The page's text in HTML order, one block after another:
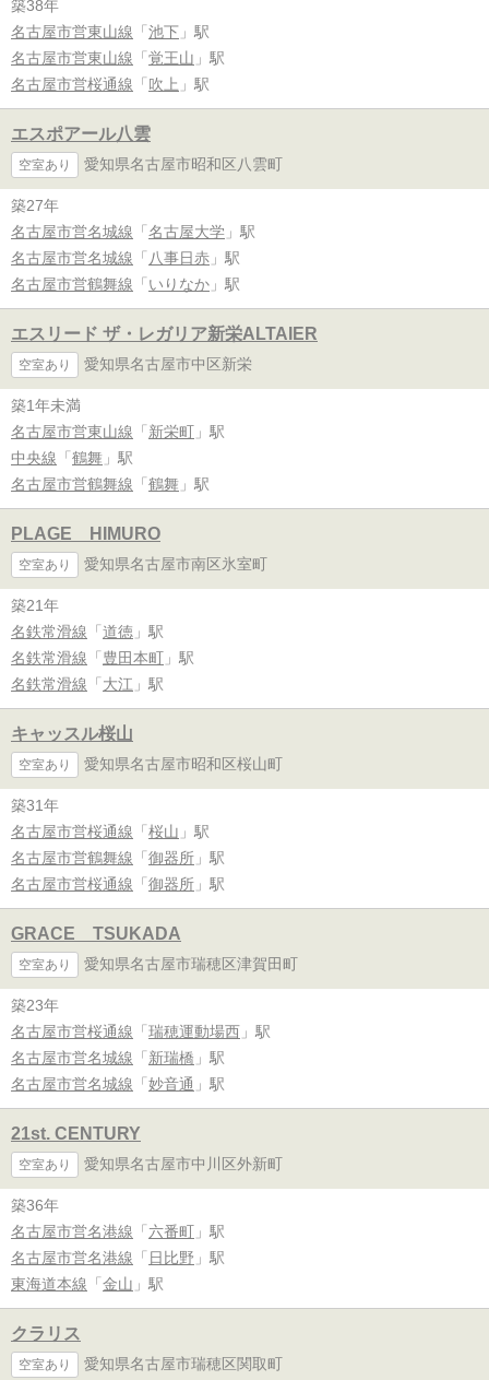
築38年
名古屋市営東山線 「 池下 」駅
名古屋市営東山線 「 覚王山 」駅
名古屋市営桜通線 「 吹上 」駅
エスポアール八雲
空室あり 愛知県名古屋市昭和区八雲町
築27年
名古屋市営名城線 「 名古屋大学 」駅
名古屋市営名城線 「 八事日赤 」駅
名古屋市営鶴舞線 「 いりなか 」駅
エスリード ザ・レガリア新栄ALTAIER
空室あり 愛知県名古屋市中区新栄
築1年未満
名古屋市営東山線 「 新栄町 」駅
中央線 「 鶴舞 」駅
名古屋市営鶴舞線 「 鶴舞 」駅
PLAGE HIMURO
空室あり 愛知県名古屋市南区氷室町
築21年
名鉄常滑線 「 道徳 」駅
名鉄常滑線 「 豊田本町 」駅
名鉄常滑線 「 大江 」駅
キャッスル桜山
空室あり 愛知県名古屋市昭和区桜山町
築31年
名古屋市営桜通線 「 桜山 」駅
名古屋市営鶴舞線 「 御器所 」駅
名古屋市営桜通線 「 御器所 」駅
GRACE TSUKADA
空室あり 愛知県名古屋市瑞穂区津賀田町
築23年
名古屋市営桜通線 「 瑞穂運動場西 」駅
名古屋市営名城線 「 新瑞橋 」駅
名古屋市営名城線 「 妙音通 」駅
21st. CENTURY
空室あり 愛知県名古屋市中川区外新町
築36年
名古屋市営名港線 「 六番町 」駅
名古屋市営名港線 「 日比野 」駅
東海道本線 「 金山 」駅
クラリス
空室あり 愛知県名古屋市瑞穂区関取町